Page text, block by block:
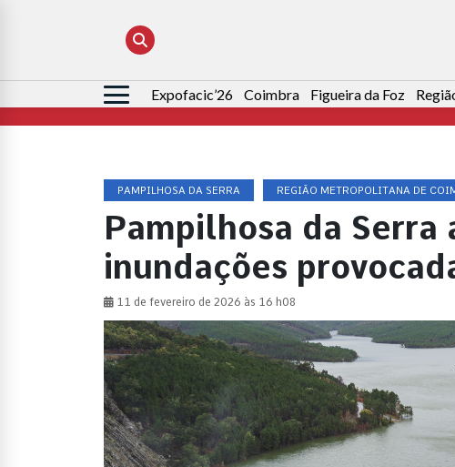
Pesquisar
por:
Expofacic’26 Coimbra Figueira da Foz
PAMPILHOSA DA SERRA REGIÃO METROPOLITANA DE
Pampilhosa da
inundações
11 de fevereiro de 2026 às 16 h08